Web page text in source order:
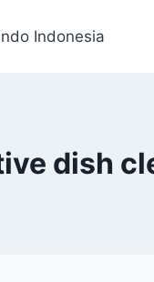
dish